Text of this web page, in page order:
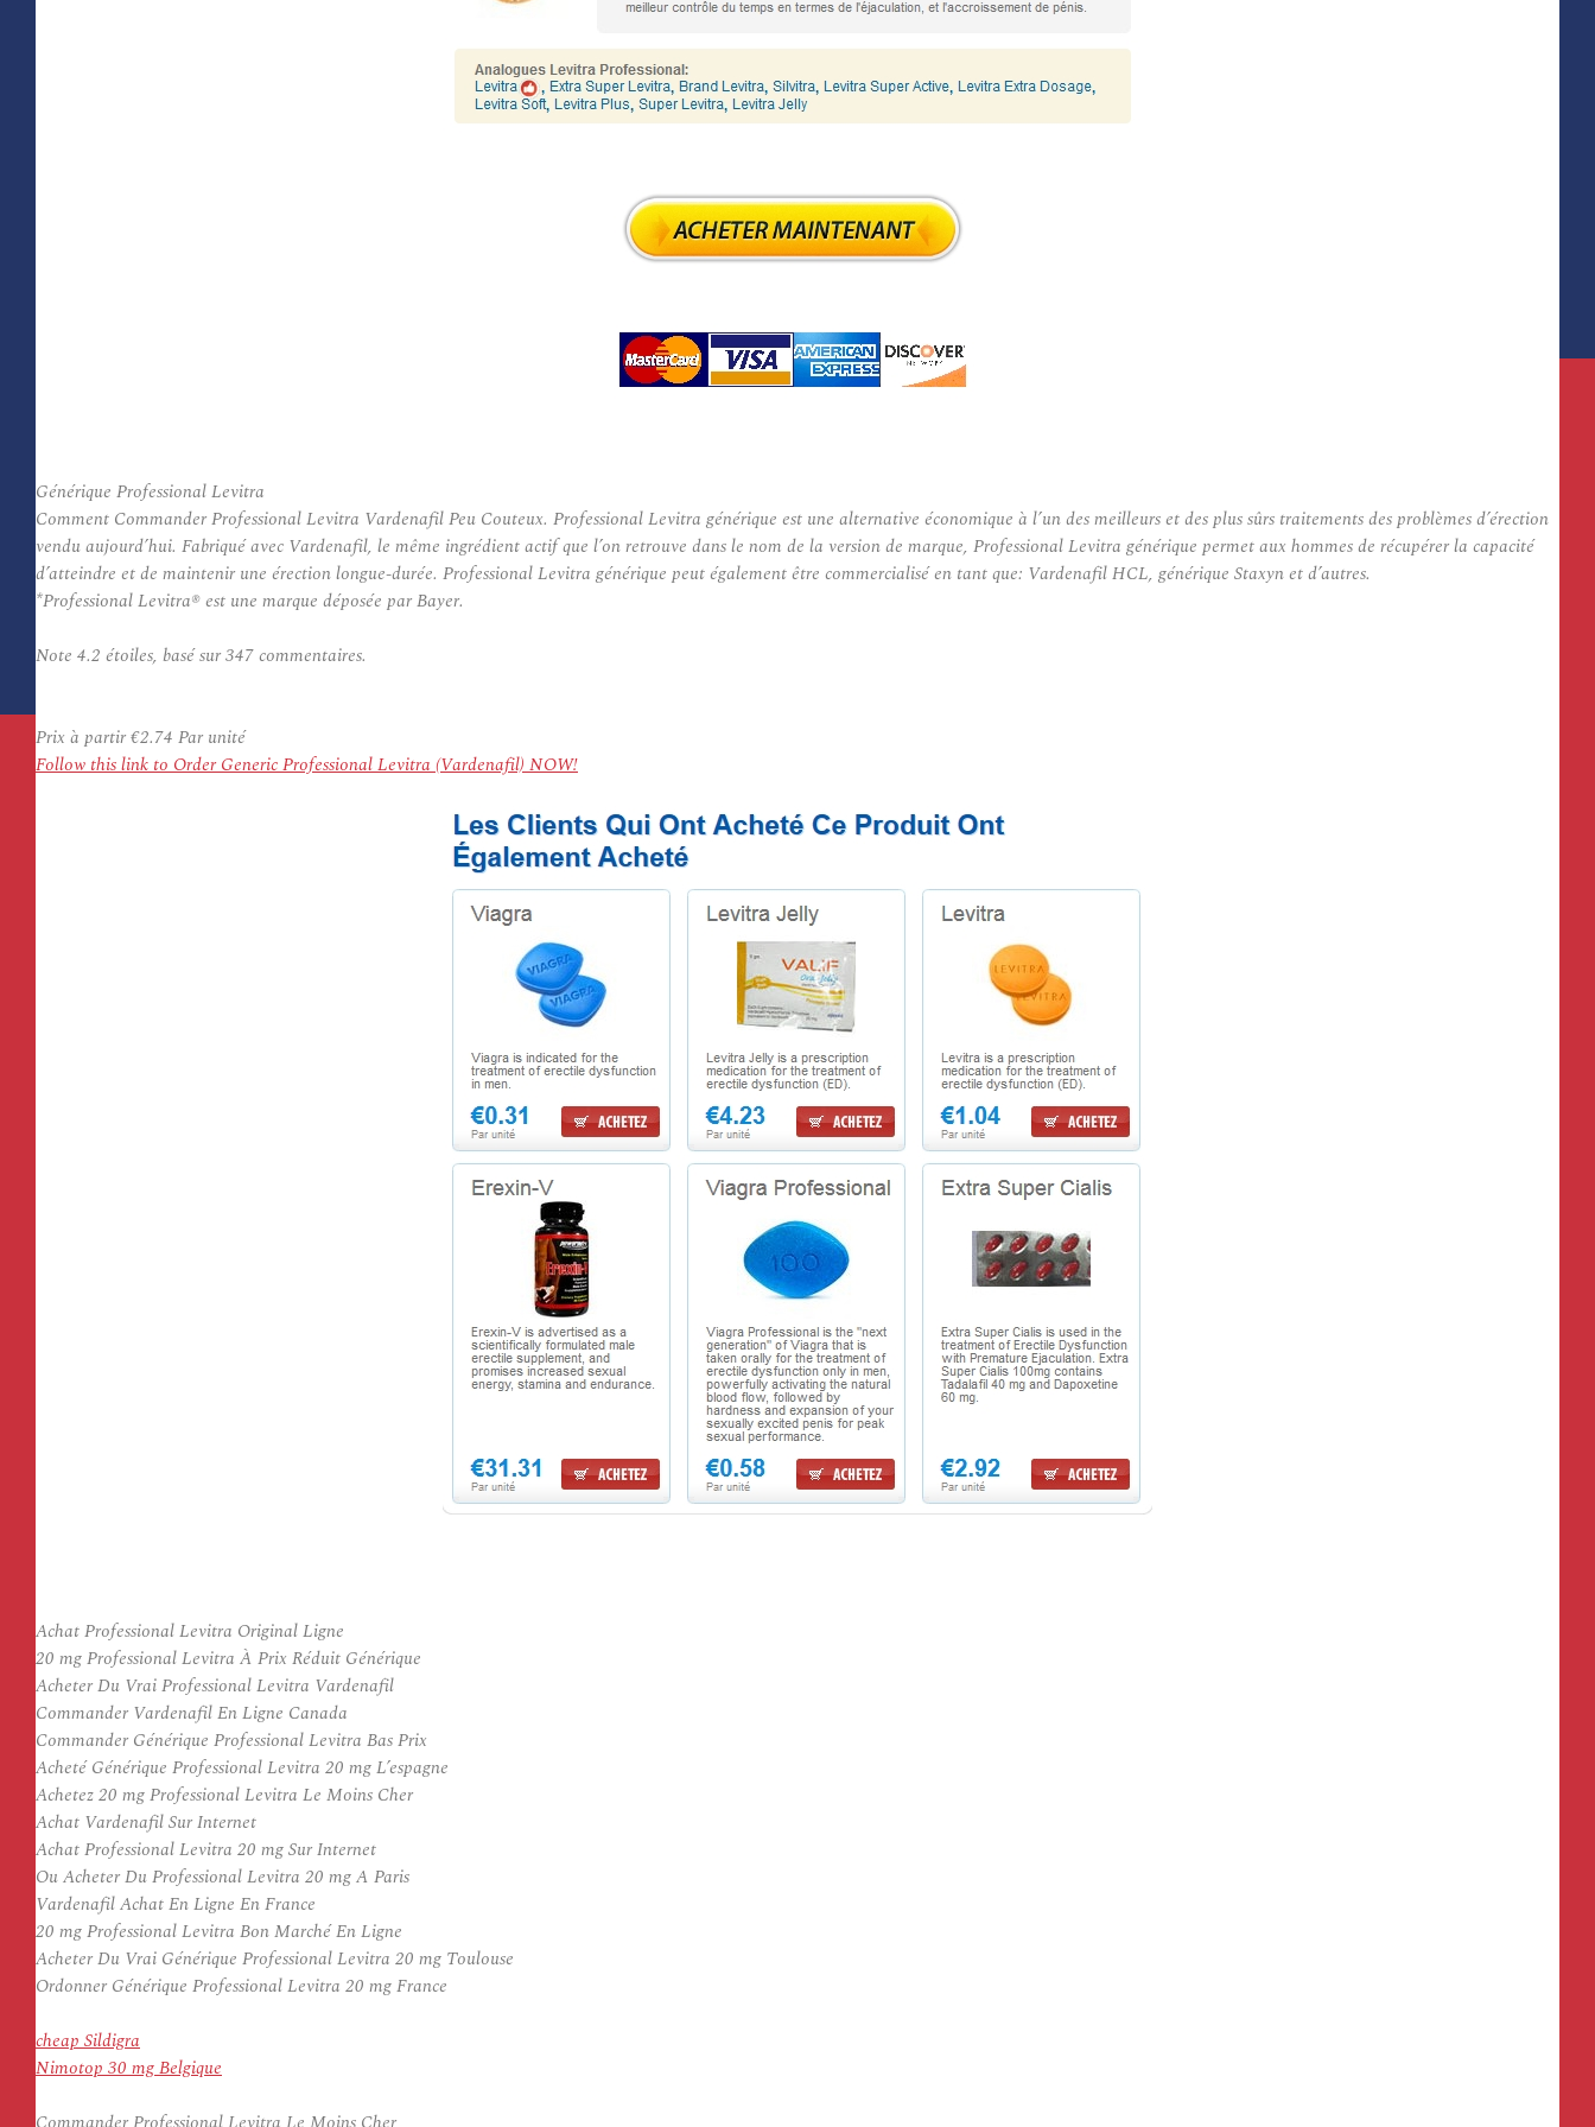
Générique Professional Levitra
Comment Commander Professional Levitra Vardenafil Peu Couteux. Professional Levitra générique est une alternative économique à l’un des meilleurs et des plus sûrs traitements des problèmes d’érection
vendu aujourd’hui. Fabriqué avec Vardenafil, le même ingrédient actif que l’on retrouve dans le nom de la version de marque, Professional Levitra générique permet aux hommes de récupérer la capacité
d’atteindre et de maintenir une érection longue-durée. Professional Levitra générique peut également être commercialisé en tant que: Vardenafil HCL, générique Staxyn et d’autres.
*Professional Levitra® est une marque déposée par Bayer.
Note 4.2 étoiles, basé sur347commentaires.
Prix à partir€2.74 Par unité
Follow this link to Order Generic Professional Levitra (Vardenafil) NOW!
Achat Professional Levitra Original Ligne
20 mg Professional Levitra À Prix Réduit Générique
Acheter Du Vrai Professional Levitra Vardenafil
Commander Vardenafil En Ligne Canada
Commander Générique Professional Levitra Bas Prix
Acheté Générique Professional Levitra 20 mg L’espagne
Achetez 20 mg Professional Levitra Le Moins Cher
Achat Vardenafil Sur Internet
Achat Professional Levitra 20 mg Sur Internet
Ou Acheter Du Professional Levitra 20 mg A Paris
Vardenafil Achat En Ligne En France
20 mg Professional Levitra Bon Marché En Ligne
Acheter Du Vrai Générique Professional Levitra 20 mg Toulouse
Ordonner Générique Professional Levitra 20 mg France
cheap Sildigra
Nimotop 30 mg Belgique